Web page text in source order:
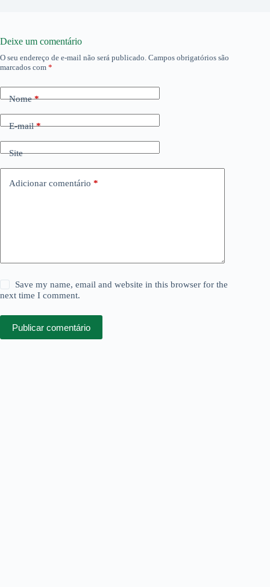
Deixe um comentário
O seu endereço de e-mail não será publicado. Campos obrigatórios são
marcados com *
Nome*
E-mail*
Site
Adicionar comentário *
Save my name, email and website in this browser for the
next time I comment.
Publicar comentário